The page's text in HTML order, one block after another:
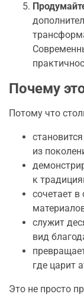
Почему
Потому что
из
к
сочетает в
служит
вид
где царит
Это не просто